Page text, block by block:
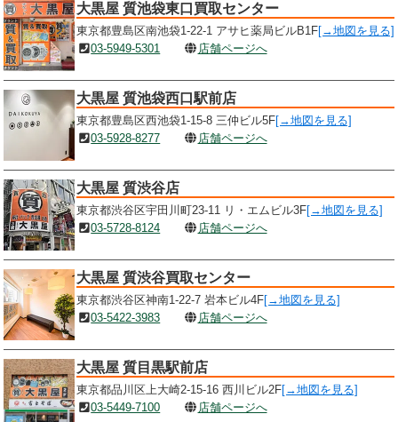
大黒屋 質池袋東口買取センター
東京都豊島区南池袋1-22-1 アサヒ薬局ビルB1F[→地図を見る]
03-5949-5301
店舗ページへ
大黒屋 質池袋西口駅前店
東京都豊島区西池袋1-15-8 三仲ビル5F[→地図を見る]
03-5928-8277
店舗ページへ
大黒屋 質渋谷店
東京都渋谷区宇田川町23-11 リ・エムビル3F[→地図を見る]
03-5728-8124
店舗ページへ
大黒屋 質渋谷買取センター
東京都渋谷区神南1-22-7 岩本ビル4F[→地図を見る]
03-5422-3983
店舗ページへ
大黒屋 質目黒駅前店
東京都品川区上大崎2-15-16 西川ビル2F[→地図を見る]
03-5449-7100
店舗ページへ